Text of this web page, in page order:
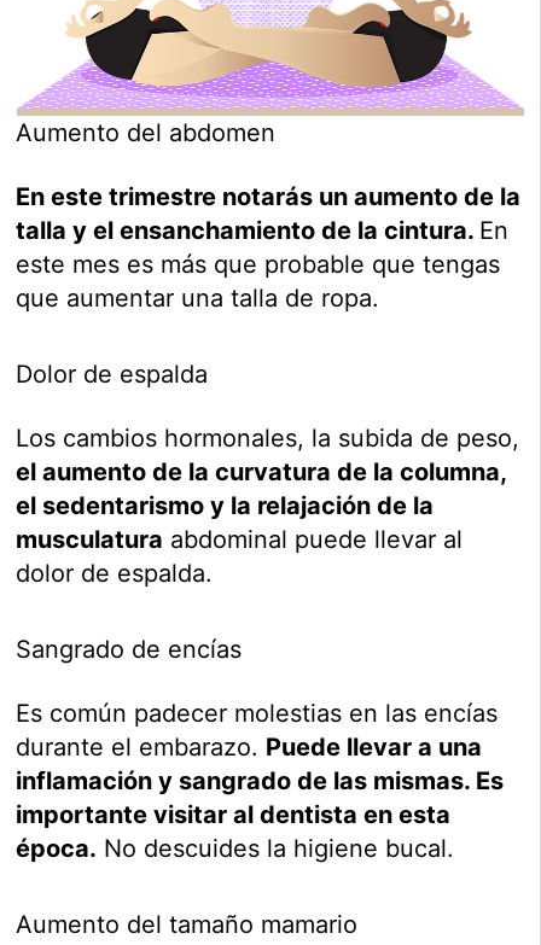
Aumento del abdomen
En este trimestre notarás un aumento de la
talla y el ensanchamiento de la cintura. En
este mes es más que probable que tengas
que aumentar una talla de ropa.
Dolor de espalda
Los cambios hormonales, la subida de peso,
el aumento de la curvatura de la columna,
el sedentarismo y la relajación de la
musculatura abdominal puede llevar al
dolor de espalda.
Sangrado de encías
Es común padecer molestias en las encías
durante el embarazo. Puede llevar a una
inflamación y sangrado de las mismas. Es
importante visitar al dentista en esta
época. No descuides la higiene bucal.
Aumento del tamaño mamario